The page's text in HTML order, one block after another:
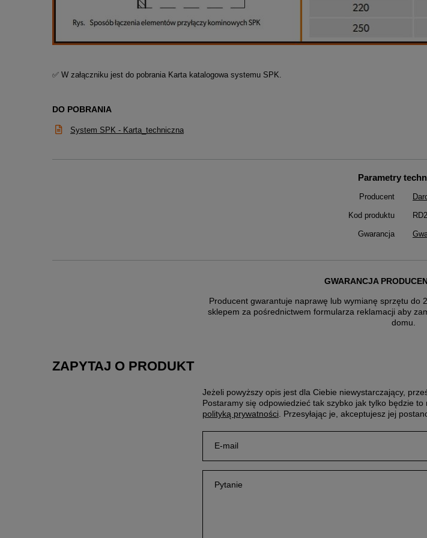
✅ W załączniku jest do pobrania Karta katalogowa systemu SPK.
DO POBRANIA
System SPK - Karta_techniczna
Parametry
Producent
Kod produktu
Gwarancja
GWARANCJA
Producent gwarantuje naprawę lub wymianę sprzętu do
sklepem za pośrednictwem formularza reklamacji aby
domu.
ZAPYTAJ O PRODUKT
Jeżeli powyższy opis jest dla Ciebie niewystarczający,
Postaramy się odpowiedzieć tak szybko jak tylko będzie to
polityką prywatności . Przesyłając je, akceptujesz jej
E-mail
Pytanie